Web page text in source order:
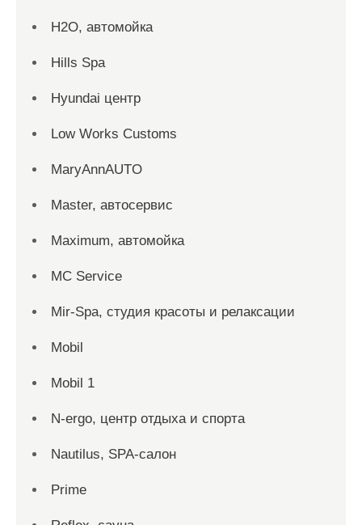
H2O, автомойка
Hills Spa
Hyundai центр
Low Works Customs
MaryAnnAUTO
Master, автосервис
Maximum, автомойка
MC Service
Mir-Spa, студия красоты и релаксации
Mobil
Mobil 1
N-ergo, центр отдыха и спорта
Nautilus, SPA-салон
Prime